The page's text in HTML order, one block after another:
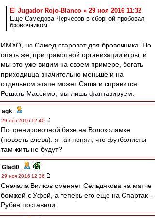
El Jugador Rojo-Blanco » 29 ноя 2016 11:32
Еще Самедова Черчесов в сборной пробовал
бровочником
ИМХО, но Самед староват для бровочника. Но
опять же, при грамотной организации игры, и
мы это уже видим на своем примере, бегать
приходицца значительно меньше и на
отдельном этапе может Саша и справится.
Решать Массимо, мы лишь фантазируем.
agk -
29 ноя 2016 12:40
По тренировочной базе на Волоколамке
(новость слева): я так понял, что футболисты
там жить не будут?
Gladi0 -
29 ноя 2016 12:36
Сначала Вилков сменяет Сельдякова на матче
бомжей с Уфой, а теперь его еще на Спартак -
Рубин поставили.